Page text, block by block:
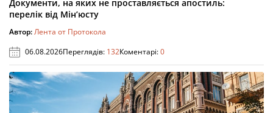
Документи, на яких не проставляється апостиль:
перелік від Мін’юсту
Автор:Лента от Протокола
06.08.2026Переглядів: 132Коментарі:0